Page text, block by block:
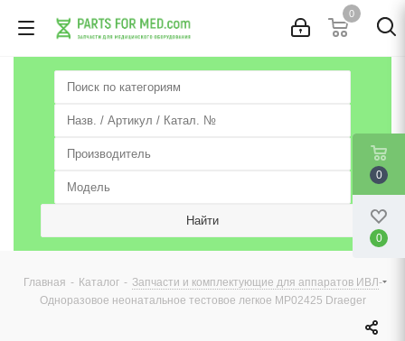
0
Главная - Каталог - Запчасти и комплектующие для аппаратов ИВЛ-
Одноразовое неонатальное тестовое легкое MP02425 Draeger
0
0